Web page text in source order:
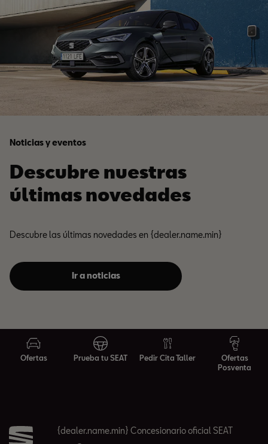
Ofertas Prueba tu SEAT Pedir Cita Taller
Ofertas
Posventa
Noticias y eventos
Descubre nuestras
últimas novedades
Descubre las últimas novedades en {dealer.name.min}
Ir a noticias
{dealer.name.min} Concesionario oficial SEAT